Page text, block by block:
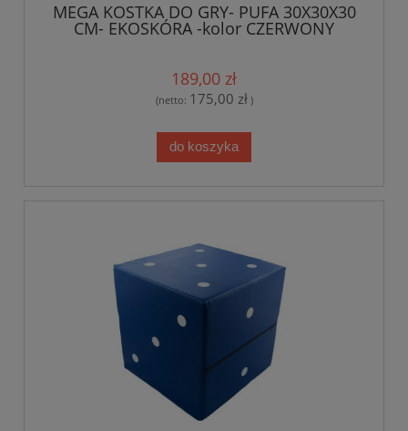
MEGA KOSTKA DO GRY- PUFA 30X30X30
CM- EKOSKÓRA -kolor CZERWONY
189,00 zł
(netto: 175,00 zł)
do koszyka